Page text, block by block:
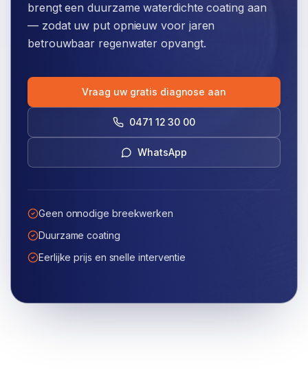
brengt een duurzame waterdichte coating aan
— zodat uw put opnieuw voor jaren
betrouwbaar regenwater opvangt.
Vraag uw gratis diagnose aan
0471 12 30 00
WhatsApp
Geen onnodige breekwerken
Duurzame coating
Eerlijke prijs en snelle interventie